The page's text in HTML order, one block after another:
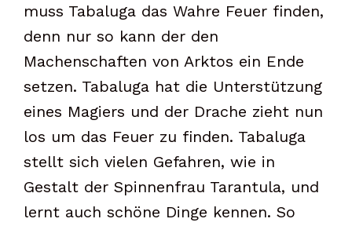
muss Tabaluga das Wahre Feuer finden,
denn nur so kann der den
Machenschaften von Arktos ein Ende
setzen. Tabaluga hat die Unterstützung
eines Magiers und der Drache zieht nun
los um das Feuer zu finden. Tabaluga
stellt sich vielen Gefahren, wie in
Gestalt der Spinnenfrau Tarantula, und
lernt auch schöne Dinge kennen. So